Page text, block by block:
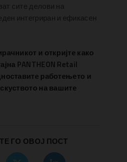
сите делови на
интегриран и ефикасен
и откријте како
PANTHEON Retail
работењето и
на вашите
ГО ОВОЈ ПОСТ